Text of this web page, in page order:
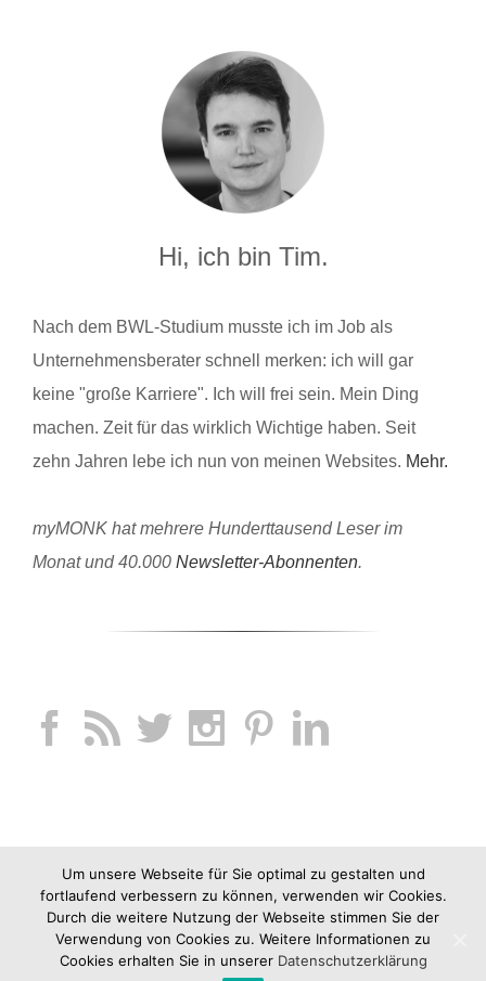
Hi, ich bin Tim.
Nach dem BWL-Studium musste ich im Job als
Unternehmensberater schnell merken: ich will gar
keine "große Karriere". Ich will frei sein. Mein Ding
machen. Zeit für das wirklich Wichtige haben. Seit
zehn Jahren lebe ich nun von meinen Websites. Mehr.
myMONK hat mehrere Hunderttausend Leser im
Monat und 40.000 Newsletter-Abonnenten.
Um unsere Webseite für Sie optimal zu gestalten und
fortlaufend verbessern zu können, verwenden wir Cookies.
Durch die weitere Nutzung der Webseite stimmen Sie der
Verwendung von Cookies zu. Weitere Informationen zu
Cookies erhalten Sie in unserer Datenschutzerklärung